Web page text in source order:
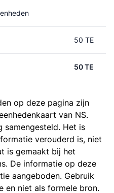
50 TE
50 TE
op deze pagina zijn
van NS.
samengesteld. Het is
verouderd is, niet
is gemaakt bij het
De informatie op deze
aangeboden. Gebruik
en niet als formele bron.